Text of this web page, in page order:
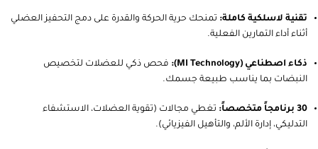
تقنية لاسلكية كاملة: تمنحك حرية الحركة والقدرة على دمج التحفيز العضلي
أثناء أداء التمارين الفعلية.
ذكاء اصطناعي (MI Technology):
فحص ذكي للعضلات لتخصيص
النبضات بما يناسب طبيعة جسمك.
30 برنامجاً متخصصاً:
تغطي مجالات (تقوية العضلات، الاستشفاء
التدليكي، إدارة الألم، والتأهيل الفيزيائي).